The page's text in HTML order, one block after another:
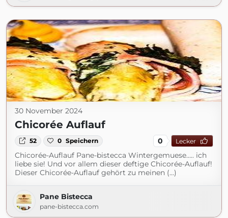
30 November 2024
Chicorée Auflauf
52 0 Speichern 0 Lecker
Chicorée-Auflauf Pane-bistecca Wintergemuese….. ich
liebe sie! Und vor allem dieser deftige Chicorée-Auflauf!
Dieser Chicorée-Auflauf gehört zu meinen (...)
Pane Bistecca
pane-bistecca.com